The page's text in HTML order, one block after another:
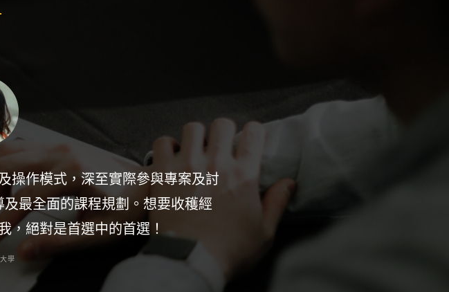
務經驗的累積機會，透過主管們手
加入公關業的同學絕對不要錯過！
學
在利眾公關真的會有非常精實的訓
媒體的掌握度都能在這裡有顯著提